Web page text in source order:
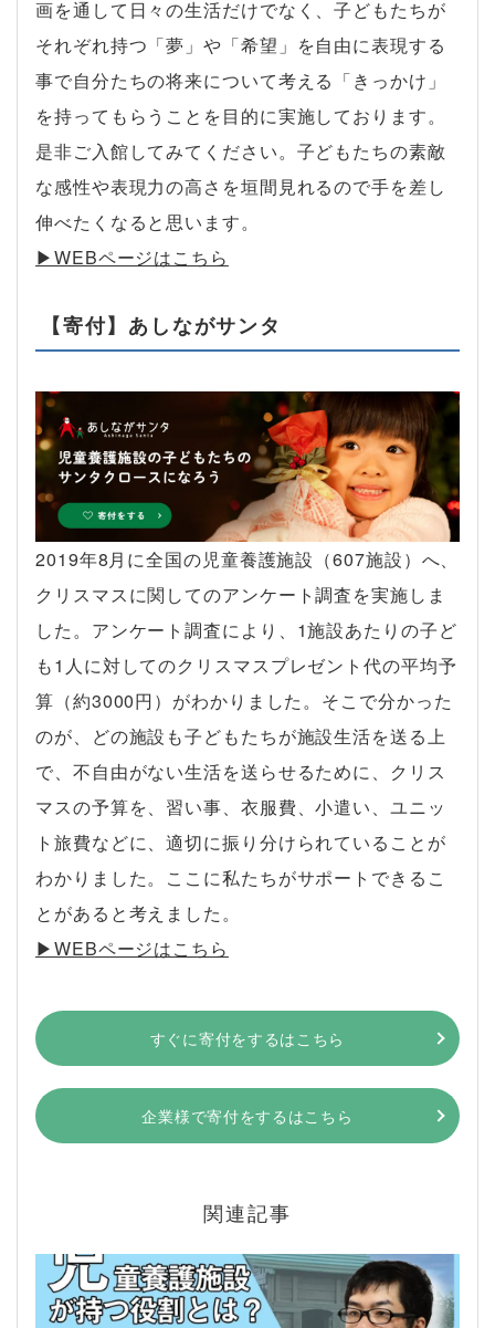
画を通して日々の生活だけでなく、子どもたちが
それぞれ持つ「夢」や「希望」を自由に表現する
事で自分たちの将来について考える「きっかけ」
を持ってもらうことを目的に実施しております。
是非ご入館してみてください。子どもたちの素敵
な感性や表現力の高さを垣間見れるので手を差し
伸べたくなると思います。
▶︎WEBページはこちら
【寄付】あしながサンタ
2019年8月に全国の児童養護施設（607施設）へ、
クリスマスに関してのアンケート調査を実施しま
した。アンケート調査により、1施設あたりの子ど
も1人に対してのクリスマスプレゼント代の平均予
算（約3000円）がわかりました。そこで分かった
のが、どの施設も子どもたちが施設生活を送る上
で、不自由がない生活を送らせるために、クリス
マスの予算を、習い事、衣服費、小遣い、ユニッ
ト旅費などに、適切に振り分けられていることが
わかりました。ここに私たちがサポートできるこ
とがあると考えました。
▶︎WEBページはこちら
すぐに寄付をするはこちら
企業様で寄付をするはこちら
関連記事